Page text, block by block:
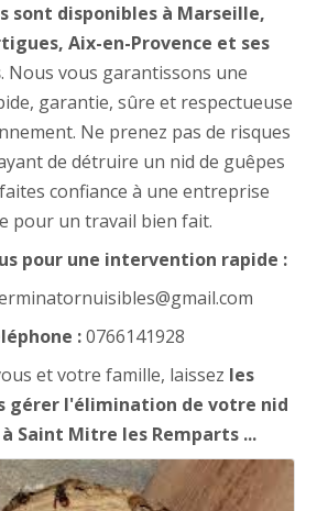
sont disponibles à Marseille,
Aix-en-Provence et ses
. Nous vous garantissons une
garantie, sûre et respectueuse
Ne prenez pas de risques
de détruire un nid de guêpes
confiance à une entreprise
pour un travail bien fait.
pour une intervention rapide :
:0766141928
et votre famille, laissez les
gérer l'élimination de votre nid
Saint Mitre les Remparts ...